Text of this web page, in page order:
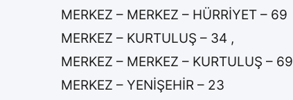
MERKEZ – MERKEZ – HÜRRİYET – 69
MERKEZ – KURTULUŞ – 34 ,
MERKEZ – MERKEZ – KURTULUŞ – 69
MERKEZ – YENİŞEHİR – 23